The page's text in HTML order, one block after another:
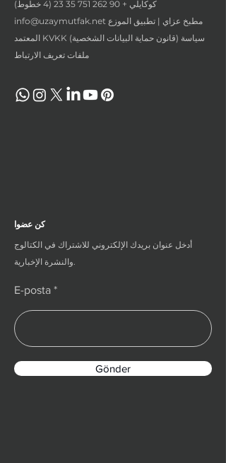
كوكايلي + 90 262 751 35 23 (4
خطوط)
info@uzaymutfak.net
المعتمد KVKK (قانون حماية البيانات الشخصية) سياسة
ملفات تعريف الارتباط
كن عضوا
أدخل عنوان بريدك الإلكتروني للاشتراك في الكتالوج
والنشرة الإخبارية.
E-posta
Gönder